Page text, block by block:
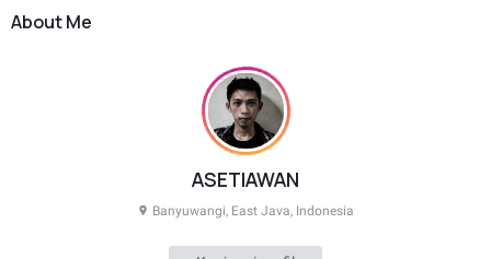
About Me
ASETIAWAN
Banyuwangi, East Java, Indonesia